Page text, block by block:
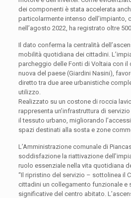
dei componenti è stata accelerata
particolarmente intenso dell’impianto,
nell’agosto 2022, ha registrato oltre
Il dato conferma la centralità
mobilità quotidiana dei cittadini.
parcheggio delle Fonti di Voltaia con il
nuova del paese (Giardini Nasini),
diretto tra due aree urbanistiche
utilizzo.
Realizzato su un costone di roccia
rappresenta un’infrastruttura di
il tessuto urbano, migliorando
spazi destinati alla sosta e zone
L’Amministrazione comunale di
soddisfazione la riattivazione
ruolo essenziale nella vita quotidiana
“Il ripristino del servizio – sottolinea il
cittadini un collegamento funzionale e
significative del centro abitato.